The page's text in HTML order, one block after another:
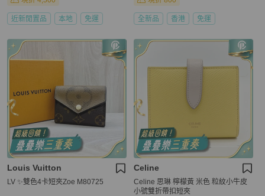
近新閒置品 本地 免運 全新品 香港 免運
Louis Vuitton
LV ✨雙色4卡短夾Zoe M80725
Celine
Celine 思琳 檸檬黃 米色 粒紋小牛皮
小號雙折帶扣短夾